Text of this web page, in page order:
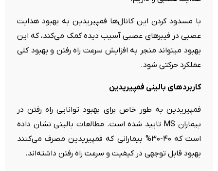
با مسدود کردن این کانال‌ها فمپیریدین به بهبود هدایت
عصبی در فیبرهای عصبی آسیب دیده کمک می‌کند، که این
بهبود میتواند منجر به افزایش سرعت راه رفتن و بهبود کلی
عملکرد حرکتی شود.
کاربردهای بالینی فمپیریدین
فمپیریدین به طور خاص برای بهبود توانایی راه رفتن در
بیماران MS تایید شده است. مطالعات بالینی نشان داده
است که ۴۰-۳۰% بیمارانی که فمپیریدین مصرف می‌کنند
بهبود قابل توجهی در کیفیت و سرعت راه رفتن داشته‌اند.